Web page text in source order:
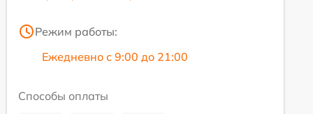
Режим работы:
Ежедневно с 9:00 до 21:00
Способы оплаты